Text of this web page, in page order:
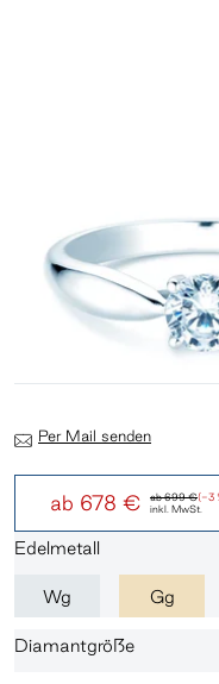
ab699 €(-3
ab 678 € inkl. MwSt.
Per Mail senden
Edelmetall
Wg Gg
Diamantgröße